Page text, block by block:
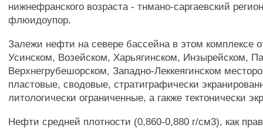
нижнефранского возраста - тнмано-саргаевский
флюидоупор.
Залежи нефти на севере бассейна в этом комплексе
Усинском, Возейском, Харьягинском, Инзырейском,
Верхнегрубешорском, Западно-Леккеягинском
пластовые, сводовые, стратиграфически
литологически ограниченные, а гакже тектонически
Нефти средней плотности (0,860-0,880 г/см3), как